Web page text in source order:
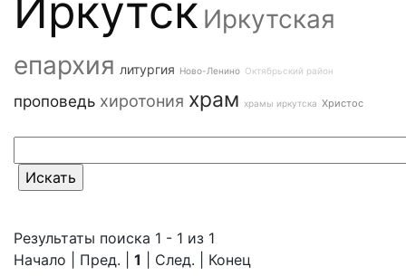
Иркутск Иркутская
епархия литургия Ново-Ленино Октябрьский район
проповедь хиротония храм храмы иркутска Христос
Результаты поиска 1 - 1 из 1
Начало | Пред. | 1 | След. | Конец